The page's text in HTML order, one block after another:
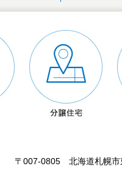
〒007-0805 北海道札幌